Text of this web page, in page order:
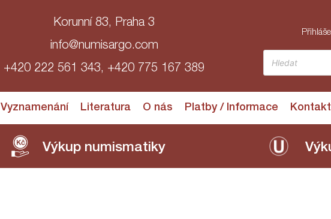
Korunní 83, Praha 3
info@numisargo.com
+420 222 561 343, +420 775 167 389
Vyznamenání Literatura O nás Platby / Informace
Výkup numismatiky